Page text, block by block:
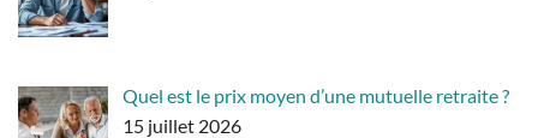
Quel est le prix moyen d’une mutuelle retraite ?
15 juillet 2026